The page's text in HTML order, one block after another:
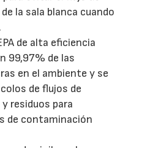
la sala blanca cuando
de alta eficiencia
99,97% de las
en el ambiente y se
de flujos de
residuos para
de contaminación